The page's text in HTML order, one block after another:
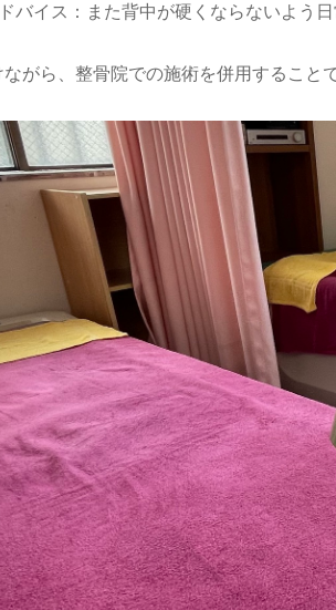
バイス：また背中が硬くならないよう
がら、整骨院での施術を併用するこ